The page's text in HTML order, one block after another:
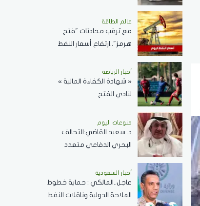
عالم الطاقة
مع ترقب محادثات "فتح
هرمز"..ارتفاع أسعار النفط
دولارًا للبرميل
أخبار الرياضة
« شهادة الكفاءة المالية »
لنادي الفتح
منوعات اليوم
د. سعيد القاضي:التحالف
البحري الدفاعي متعدد
وسلام في المضائق المائية
أخبار السعودية
عاجل..المالكي : حماية خطوط
الملاحة الدولية وناقلات النفط